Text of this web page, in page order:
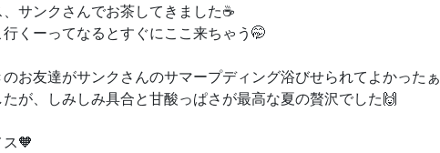
サンクさんでお茶してきました☕️
くーってなるとすぐにここ来ちゃう🤭
お友達がサンクさんのサマープディング浴びせられてよかったぁ
が、しみしみ具合と甘酸っぱさが最高な夏の贅沢でした🙌
🧡